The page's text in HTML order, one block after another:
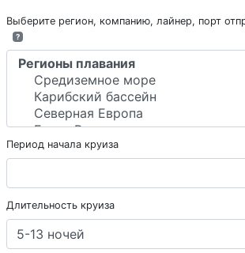
Выберите регион, компанию, лайнер, порт
?
Период начала круиза
Длительность круиза